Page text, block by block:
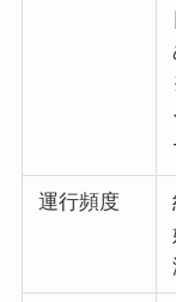
運行頻度